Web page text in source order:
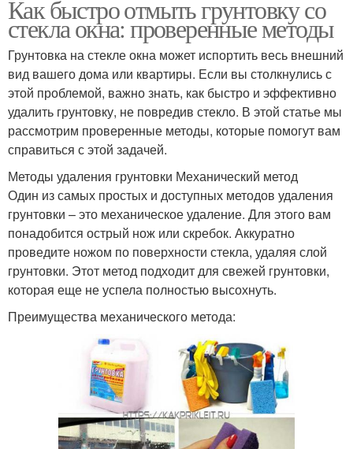
Как быстро отмыть грунтовку со
стекла окна: проверенные методы
Грунтовка на стекле окна может испортить весь внешний
вид вашего дома или квартиры. Если вы столкнулись с
этой проблемой, важно знать, как быстро и эффективно
удалить грунтовку, не повредив стекло. В этой статье мы
рассмотрим проверенные методы, которые помогут вам
справиться с этой задачей.
Методы удаления грунтовки Механический метод
Один из самых простых и доступных методов удаления
грунтовки – это механическое удаление. Для этого вам
понадобится острый нож или скребок. Аккуратно
проведите ножом по поверхности стекла, удаляя слой
грунтовки. Этот метод подходит для свежей грунтовки,
которая еще не успела полностью высохнуть.
Преимущества механического метода: